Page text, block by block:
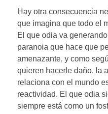
Hay otra consecuencia
que imagina que todo el
El que odia va
paranoia que hace que
amenazante, y como
quieren hacerle daño, la
relaciona con el mundo
reactividad. El que odia
siempre está como un